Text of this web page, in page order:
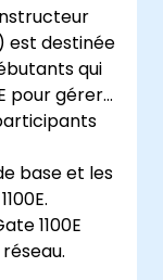
est destinée
qui
pour gérer
base et les
1100E